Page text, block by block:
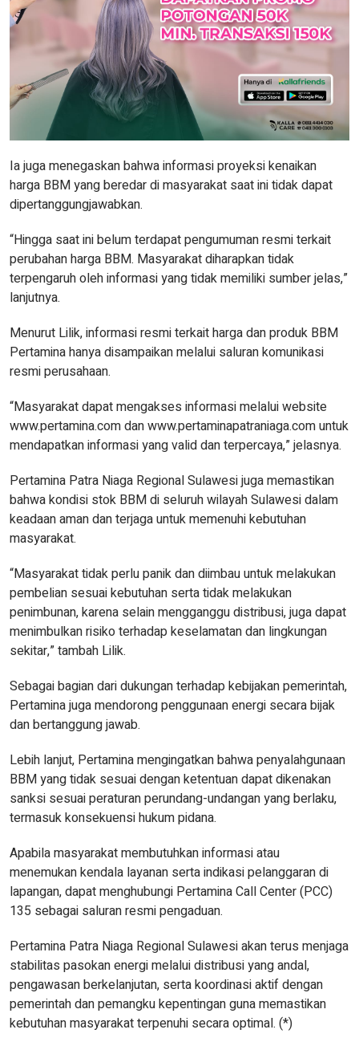
Ia juga menegaskan bahwa informasi proyeksi kenaikan
harga BBM yang beredar di masyarakat saat ini tidak dapat
dipertanggungjawabkan.
“Hingga saat ini belum terdapat pengumuman resmi terkait
perubahan harga BBM. Masyarakat diharapkan tidak
terpengaruh oleh informasi yang tidak memiliki sumber jelas,”
lanjutnya.
Menurut Lilik, informasi resmi terkait harga dan produk BBM
Pertamina hanya disampaikan melalui saluran komunikasi
resmi perusahaan.
“Masyarakat dapat mengakses informasi melalui website
www.pertamina.com dan www.pertaminapatraniaga.com untuk
mendapatkan informasi yang valid dan terpercaya,” jelasnya.
Pertamina Patra Niaga Regional Sulawesi juga memastikan
bahwa kondisi stok BBM di seluruh wilayah Sulawesi dalam
keadaan aman dan terjaga untuk memenuhi kebutuhan
masyarakat.
“Masyarakat tidak perlu panik dan diimbau untuk melakukan
pembelian sesuai kebutuhan serta tidak melakukan
penimbunan, karena selain mengganggu distribusi, juga dapat
menimbulkan risiko terhadap keselamatan dan lingkungan
sekitar,” tambah Lilik.
Sebagai bagian dari dukungan terhadap kebijakan pemerintah,
Pertamina juga mendorong penggunaan energi secara bijak
dan bertanggung jawab.
Lebih lanjut, Pertamina mengingatkan bahwa penyalahgunaan
BBM yang tidak sesuai dengan ketentuan dapat dikenakan
sanksi sesuai peraturan perundang-undangan yang berlaku,
termasuk konsekuensi hukum pidana.
Apabila masyarakat membutuhkan informasi atau
menemukan kendala layanan serta indikasi pelanggaran di
lapangan, dapat menghubungi Pertamina Call Center (PCC)
135 sebagai saluran resmi pengaduan.
Pertamina Patra Niaga Regional Sulawesi akan terus menjaga
stabilitas pasokan energi melalui distribusi yang andal,
pengawasan berkelanjutan, serta koordinasi aktif dengan
pemerintah dan pemangku kepentingan guna memastikan
kebutuhan masyarakat terpenuhi secara optimal. (*)